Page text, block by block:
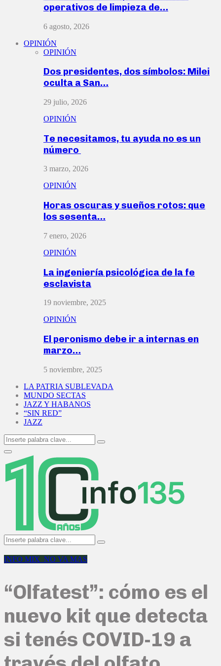
operativos de limpieza de…
6 agosto, 2026
OPINIÓN
OPINIÓN
Dos presidentes, dos símbolos: Milei
oculta a San…
29 julio, 2026
OPINIÓN
Te necesitamos, tu ayuda no es un
número
3 marzo, 2026
OPINIÓN
Horas oscuras y sueños rotos: que
los sesenta…
7 enero, 2026
OPINIÓN
La ingeniería psicológica de la fe
esclavista
19 noviembre, 2025
OPINIÓN
El peronismo debe ir a internas en
marzo…
5 noviembre, 2025
LA PATRIA SUBLEVADA
MUNDO SECTAS
JAZZ Y HABANOS
“SIN RED”
JAZZ
Search
for:
Search
Primary
Menu
Search
for:
Search
INFO MIX_NO VA MAS
“Olfatest”: cómo es el
nuevo kit que detecta
si tenés COVID-19 a